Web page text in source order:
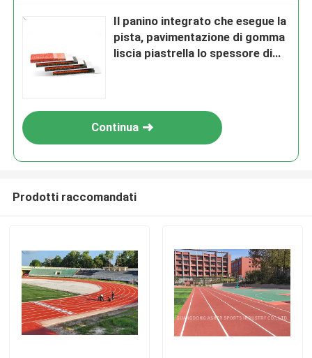
Il panino integrato che esegue la
pista, pavimentazione di gomma
liscia piastrella lo spessore di
Continua
Prodotti raccomandati